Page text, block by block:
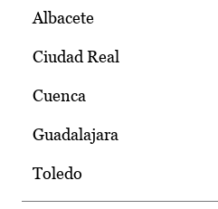
Albacete
Ciudad Real
Cuenca
Guadalajara
Toledo